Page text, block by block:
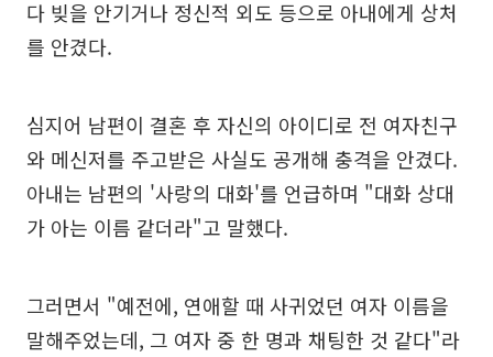
다 빚을 안기거나 정신적 외도 등으로 아내에게 상처
를 안겼다.
심지어 남편이 결혼 후 자신의 아이디로 전 여자친구
와 메신저를 주고받은 사실도 공개해 충격을 안겼다.
아내는 남편의 '사랑의 대화'를 언급하며 "대화 상대
가 아는 이름 같더라"고 말했다.
그러면서 "예전에, 연애할 때 사귀었던 여자 이름을
말해주었는데, 그 여자 중 한 명과 채팅한 것 같다"라